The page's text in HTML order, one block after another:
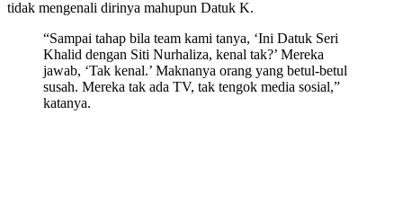
tidak mengenali dirinya mahupun Datuk K.
“Sampai tahap bila team kami tanya, ‘Ini Datuk Seri
Khalid dengan Siti Nurhaliza, kenal tak?’ Mereka
jawab, ‘Tak kenal.’ Maknanya orang yang betul-betul
susah. Mereka tak ada TV, tak tengok media sosial,”
katanya.